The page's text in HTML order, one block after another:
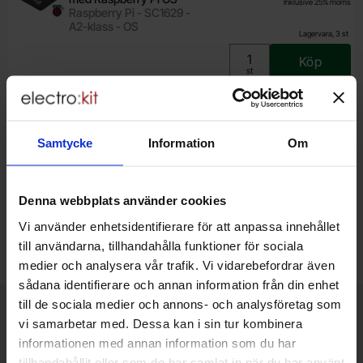
Samtycke Information Om
Denna webbplats använder cookies
Vi använder enhetsidentifierare för att anpassa innehållet
till användarna, tillhandahålla funktioner för sociala
medier och analysera vår trafik. Vi vidarebefordrar även
sådana identifierare och annan information från din enhet
till de sociala medier och annons- och analysföretag som
vi samarbetar med. Dessa kan i sin tur kombinera
informationen med annan information som du har
Raspberry Pi - SC1629 -
A2-klass - OS
Lagervara, 3 st
Inklusive 25% moms
Enhet:
st
Köp
Raspberry Pi - SC2141
Art. nr
4103 6194
Exportera som .csv fil
Kort allmän information
VOEC till Norge
Vi är registrerade för VOEC, vilket innebär at våra norska kunder